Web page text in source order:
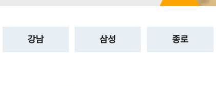
강남 삼성 종로